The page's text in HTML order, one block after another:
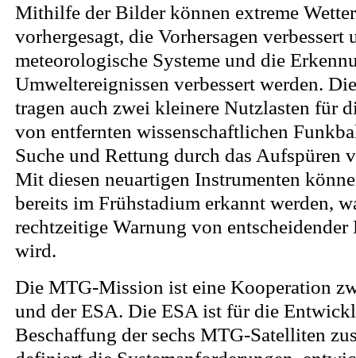
Mithilfe der Bilder können extreme
vorhergesagt, die Vorhersagen verbessert
meteorologische Systeme und die
Umweltereignissen verbessert werden.
tragen auch zwei kleinere Nutzlasten für
von entfernten wissenschaftlichen
Suche und Rettung durch das Aufspüren
Mit diesen neuartigen Instrumenten
bereits im Frühstadium erkannt werden,
rechtzeitige Warnung von entscheidender
wird.
Die MTG-Mission ist eine Kooperation
und der ESA. Die ESA ist für die
Beschaffung der sechs MTG-Satelliten